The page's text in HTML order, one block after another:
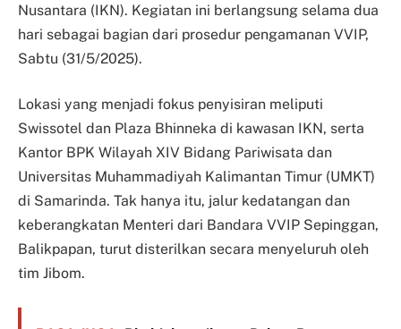
Nusantara (IKN). Kegiatan ini berlangsung selama dua
hari sebagai bagian dari prosedur pengamanan VVIP,
Sabtu (31/5/2025).
Lokasi yang menjadi fokus penyisiran meliputi
Swissotel dan Plaza Bhinneka di kawasan IKN, serta
Kantor BPK Wilayah XIV Bidang Pariwisata dan
Universitas Muhammadiyah Kalimantan Timur (UMKT)
di Samarinda. Tak hanya itu, jalur kedatangan dan
keberangkatan Menteri dari Bandara VVIP Sepinggan,
Balikpapan, turut disterilkan secara menyeluruh oleh
tim Jibom.